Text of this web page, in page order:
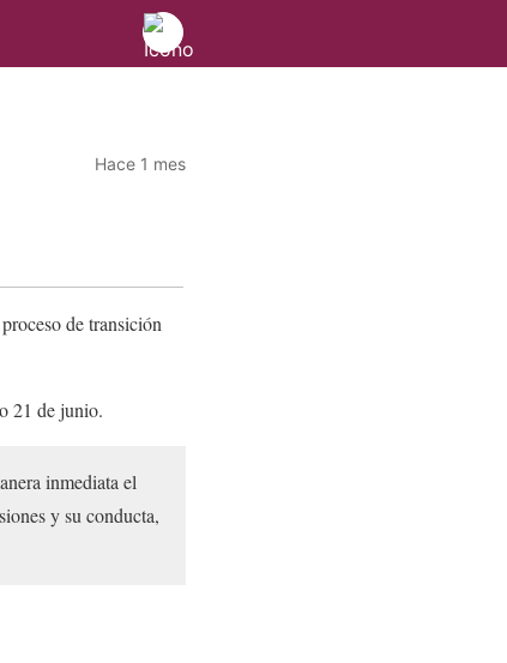
Hace 1 mes
proceso de transición
21 de junio.
inmediata el
y su conducta,